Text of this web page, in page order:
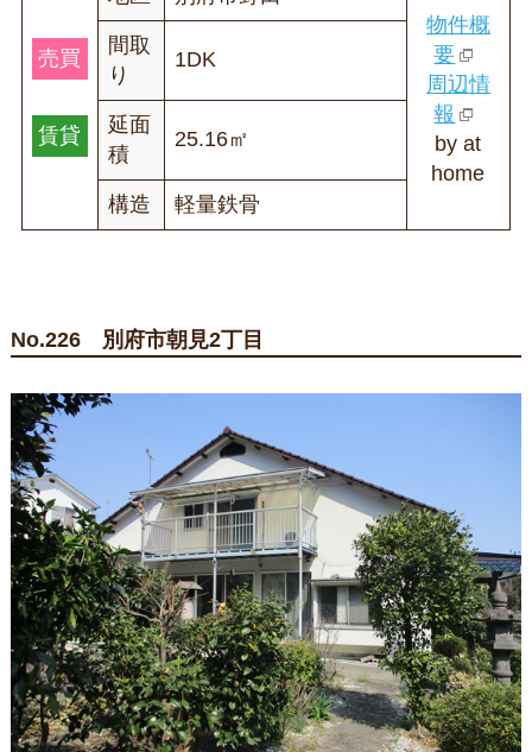
売買
賃貸
物件概
要
周辺情
報
by at
home
間取
り
1DK
延面
積
25.16㎡
構造 軽量鉄骨
No.226 別府市朝見2丁目